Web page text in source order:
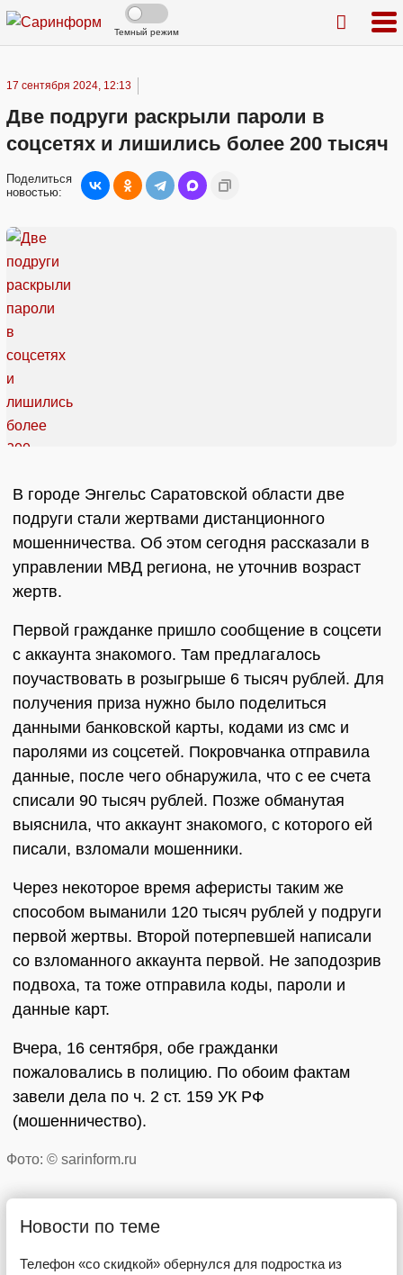
Темный режим
17 сентября 2024, 12:13
Две подруги раскрыли пароли в
соцсетях и лишились более 200 тысяч
Поделиться
новостью:
В городе Энгельс Саратовской области две
подруги стали жертвами дистанционного
мошенничества. Об этом сегодня рассказали в
управлении МВД региона, не уточнив возраст
жертв.
Первой гражданке пришло сообщение в соцсети
с аккаунта знакомого. Там предлагалось
поучаствовать в розыгрыше 6 тысяч рублей. Для
получения приза нужно было поделиться
данными банковской карты, кодами из смс и
паролями из соцсетей. Покровчанка отправила
данные, после чего обнаружила, что с ее счета
списали 90 тысяч рублей. Позже обманутая
выяснила, что аккаунт знакомого, с которого ей
писали, взломали мошенники.
Через некоторое время аферисты таким же
способом выманили 120 тысяч рублей у подруги
первой жертвы. Второй потерпевшей написали
со взломанного аккаунта первой. Не заподозрив
подвоха, та тоже отправила коды, пароли и
данные карт.
Вчера, 16 сентября, обе гражданки
пожаловались в полицию. По обоим фактам
завели дела по ч. 2 ст. 159 УК РФ
(мошенничество).
Фото: © sarinform.ru
Новости по теме
Телефон «со скидкой» обернулся для подростка из